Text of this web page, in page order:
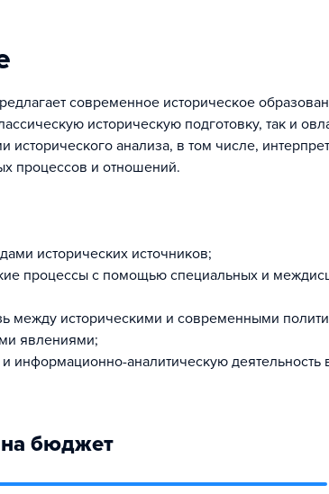
современное историческое
историческую подготовку, так и
анализа, в том числе,
процессов и отношений.
исторических источников;
процессы с помощью специальных и
между историческими и современными
явлениями;
информационно-аналитическую деятельность
бюджет